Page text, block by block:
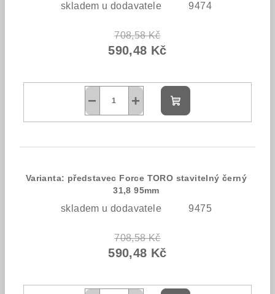
skladem u dodavatele 9474
708,58 Kč
590,48 Kč
+
−
Do
košíku
Varianta: představec Force TORO stavitelný černý
31,8 95mm
skladem u dodavatele 9475
708,58 Kč
590,48 Kč